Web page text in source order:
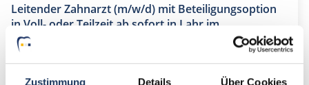
Zustimmung Details Über Cookies
Leitender Zahnarzt (m/w/d) mit Beteiligungsoption
in Voll- oder Teilzeit ab sofort in Lahr im
Schwarzwald